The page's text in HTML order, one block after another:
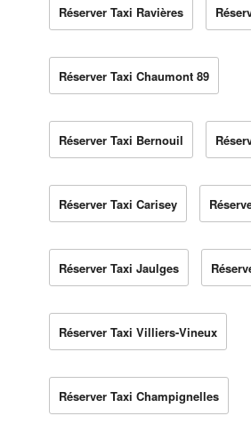
Réserver Taxi Ravières
Réserver Taxi Chaumont 89
Réserver Taxi Bernouil
Réserver Taxi Carisey
Réserver Taxi Jaulges
Réserver Taxi Villiers-Vineux
Réserver Taxi Champignelles